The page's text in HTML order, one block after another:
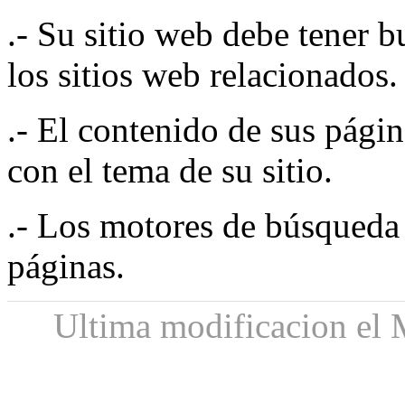
.- Su sitio web debe tener
los sitios web relacionados.
.- El contenido de sus
con el tema de su sitio.
.- Los motores de
páginas.
Ultima modificacion el